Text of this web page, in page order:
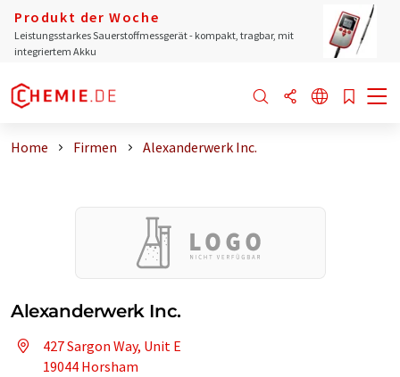
Produkt der Woche
Leistungsstarkes Sauerstoffmessgerät - kompakt, tragbar, mit
integriertem Akku
Home Firmen Alexanderwerk Inc.
Alexanderwerk Inc.
427 Sargon Way, Unit E
19044 Horsham